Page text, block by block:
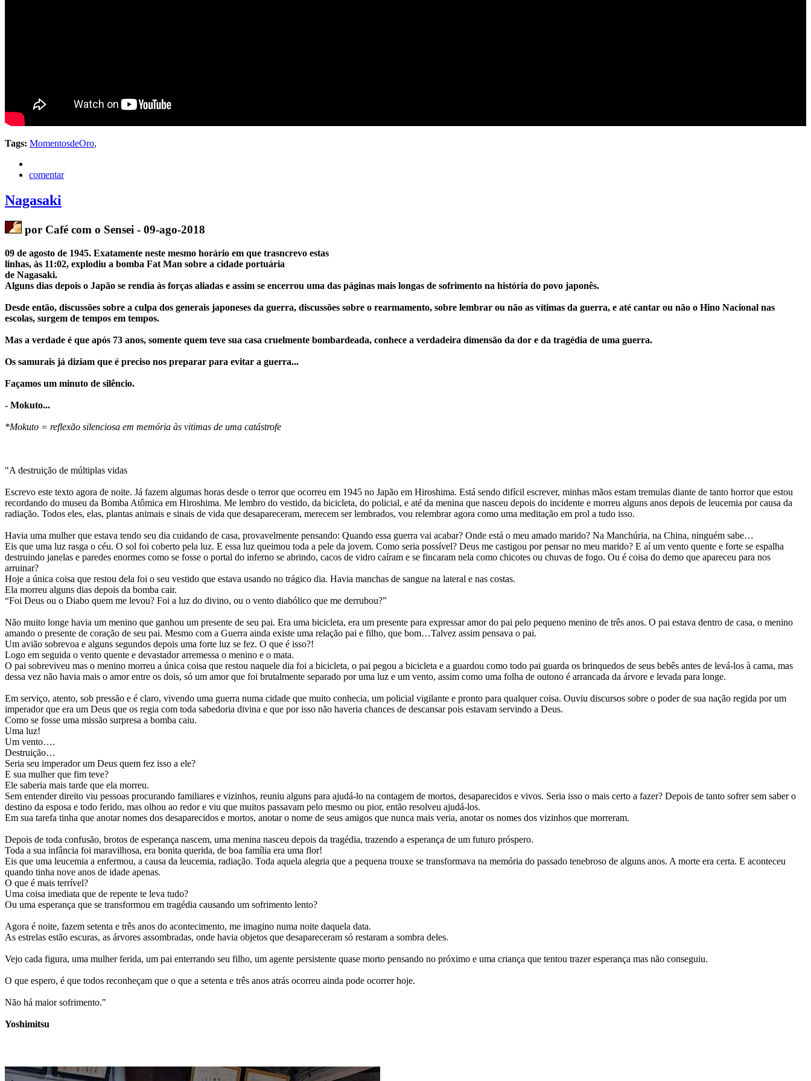
Tags: MomentosdeOro,
comentar
Nagasaki
por Café com o Sensei - 09-ago-2018
09 de agosto de 1945. Exatamente neste mesmo horário em que trasncrevo estas
linhas, às 11:02, explodiu a bomba Fat Man sobre a cidade portuária
de Nagasaki.
Alguns dias depois o Japão se rendia às forças aliadas e assim se encerrou uma das páginas mais longas de sofrimento na história do povo japonês.
Desde então, discussões sobre a culpa dos generais japoneses da guerra, discussões sobre o rearmamento, sobre lembrar ou não as vítimas da guerra, e até cantar ou não o Hino Nacional nas
escolas, surgem de tempos em tempos.
Mas a verdade é que após 73 anos, somente quem teve sua casa cruelmente bombardeada, conhece a verdadeira dimensão da dor e da tragédia de uma guerra.
Os samurais já diziam que é preciso nos preparar para evitar a guerra...
Façamos um minuto de silêncio.
- Mokuto...
*Mokuto = reflexão silenciosa em memória às vitimas de uma catástrofe
"A destruição de múltiplas vidas
Escrevo este texto agora de noite. Já fazem algumas horas desde o terror que ocorreu em 1945 no Japão em Hiroshima. Está sendo difícil escrever, minhas mãos estam tremulas diante de tanto horror que estou
recordando do museu da Bomba Atômica em Hiroshima. Me lembro do vestido, da bicicleta, do policial, e até da menina que nasceu depois do incidente e morreu alguns anos depois de leucemia por causa da
radiação. Todos eles, elas, plantas animais e sinais de vida que desapareceram, merecem ser lembrados, vou relembrar agora como uma meditação em prol a tudo isso.
Havia uma mulher que estava tendo seu dia cuidando de casa, provavelmente pensando: Quando essa guerra vai acabar? Onde está o meu amado marido? Na Manchúria, na China, ninguém sabe…
Eis que uma luz rasga o céu. O sol foi coberto pela luz. E essa luz queimou toda a pele da jovem. Como seria possível? Deus me castigou por pensar no meu marido? E aí um vento quente e forte se espalha
destruindo janelas e paredes enormes como se fosse o portal do inferno se abrindo, cacos de vidro caíram e se fincaram nela como chicotes ou chuvas de fogo. Ou é coisa do demo que apareceu para nos
arruinar?
Hoje a única coisa que restou dela foi o seu vestido que estava usando no trágico dia. Havia manchas de sangue na lateral e nas costas.
Ela morreu alguns dias depois da bomba cair.
“Foi Deus ou o Diabo quem me levou? Foi a luz do divino, ou o vento diabólico que me derrubou?”
Não muito longe havia um menino que ganhou um presente de seu pai. Era uma bicicleta, era um presente para expressar amor do pai pelo pequeno menino de três anos. O pai estava dentro de casa, o menino
amando o presente de coração de seu pai. Mesmo com a Guerra ainda existe uma relação pai e filho, que bom…Talvez assim pensava o pai.
Um avião sobrevoa e alguns segundos depois uma forte luz se fez. O que é isso?!
Logo em seguida o vento quente e devastador arremessa o menino e o mata.
O pai sobreviveu mas o menino morreu a única coisa que restou naquele dia foi a bicicleta, o pai pegou a bicicleta e a guardou como todo pai guarda os brinquedos de seus bebês antes de levá-los à cama, mas
dessa vez não havia mais o amor entre os dois, só um amor que foi brutalmente separado por uma luz e um vento, assim como uma folha de outono é arrancada da árvore e levada para longe.
Em serviço, atento, sob pressão e é claro, vivendo uma guerra numa cidade que muito conhecia, um policial vigilante e pronto para qualquer coisa. Ouviu discursos sobre o poder de sua nação regida por um
imperador que era um Deus que os regia com toda sabedoria divina e que por isso não haveria chances de descansar pois estavam servindo a Deus.
Como se fosse uma missão surpresa a bomba caiu.
Uma luz!
Um vento….
Destruição…
Seria seu imperador um Deus quem fez isso a ele?
E sua mulher que fim teve?
Ele saberia mais tarde que ela morreu.
Sem entender direito viu pessoas procurando familiares e vizinhos, reuniu alguns para ajudá-lo na contagem de mortos, desaparecidos e vivos. Seria isso o mais certo a fazer? Depois de tanto sofrer sem saber o
destino da esposa e todo ferido, mas olhou ao redor e viu que muitos passavam pelo mesmo ou pior, então resolveu ajudá-los.
Em sua tarefa tinha que anotar nomes dos desaparecidos e mortos, anotar o nome de seus amigos que nunca mais veria, anotar os nomes dos vizinhos que morreram.
Depois de toda confusão, brotos de esperança nascem, uma menina nasceu depois da tragédia, trazendo a esperança de um futuro próspero.
Toda a sua infância foi maravilhosa, era bonita querida, de boa família era uma flor!
Eis que uma leucemia a enfermou, a causa da leucemia, radiação. Toda aquela alegria que a pequena trouxe se transformava na memória do passado tenebroso de alguns anos. A morte era certa. E aconteceu
quando tinha nove anos de idade apenas.
O que é mais terrível?
Uma coisa imediata que de repente te leva tudo?
Ou uma esperança que se transformou em tragédia causando um sofrimento lento?
Agora é noite, fazem setenta e três anos do acontecimento, me imagino numa noite daquela data.
As estrelas estão escuras, as árvores assombradas, onde havia objetos que desapareceram só restaram a sombra deles.
Vejo cada figura, uma mulher ferida, um pai enterrando seu filho, um agente persistente quase morto pensando no próximo e uma criança que tentou trazer esperança mas não conseguiu.
O que espero, é que todos reconheçam que o que a setenta e três anos atrás ocorreu ainda pode ocorrer hoje.
Não há maior sofrimento."
Yoshimitsu